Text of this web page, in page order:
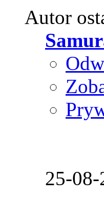
Autor
25-08-